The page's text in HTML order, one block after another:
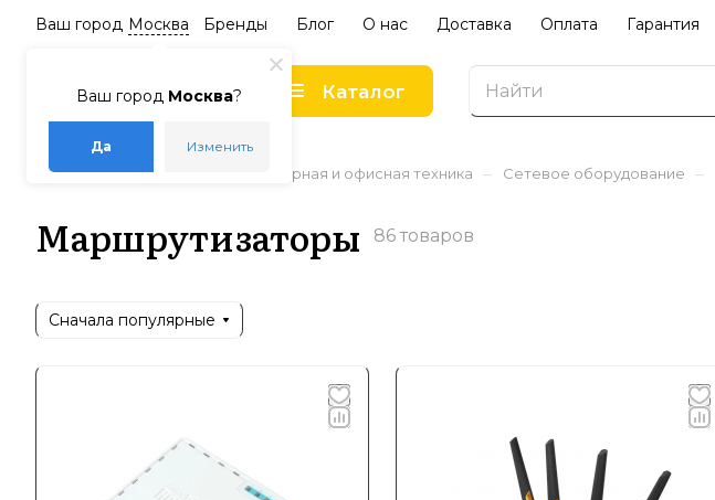
Ваш город Москва?
Да Изменить
Ваш город Москва Бренды Блог О нас Доставка Оплата Гарантия
Каталог
Главная – Каталог Компьютерная и офисная техника – Сетевое оборудование –
Маршрутизаторы 86 товаров
Сначала популярные